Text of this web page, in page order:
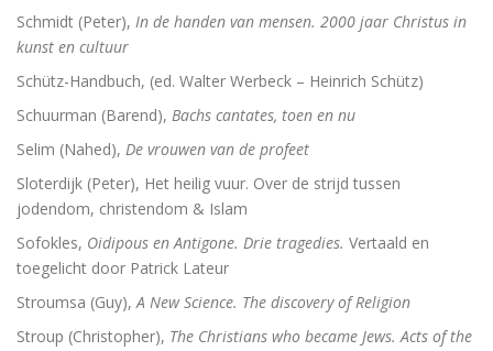
Schmidt (Peter), In de handen van mensen. 2000 jaar Christus in
kunst en cultuur
Schütz-Handbuch, (ed. Walter Werbeck – Heinrich Schütz)
Schuurman (Barend), Bachs cantates, toen en nu
Selim (Nahed), De vrouwen van de profeet
Sloterdijk (Peter), Het heilig vuur. Over de strijd tussen
jodendom, christendom & Islam
Sofokles, Oidipous en Antigone. Drie tragedies. Vertaald en
toegelicht door Patrick Lateur
Stroumsa (Guy),A New Science. The discovery of Religion
Stroup (Christopher), The Christians who became Jews. Acts of the